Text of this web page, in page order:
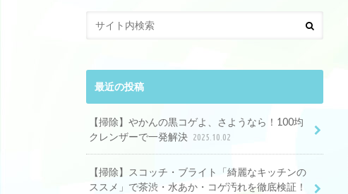
最近の投稿
【掃除】やかんの黒コゲよ、さようなら！100均
クレンザーで一発解決 2025.10.02
【掃除】スコッチ・ブライト「綺麗なキッチンの
ススメ」で茶渋・水あか・コゲ汚れを徹底検証！